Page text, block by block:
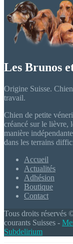
Les Brunos
Origine Suisse.
travail.
Chien de petite
créancé sur le lièvre,
manière
dans les terrains
Accueil
Actualités
Adhésion
Boutique
Contact
Tous droits réservés
courants Suisses -
Subdelirium